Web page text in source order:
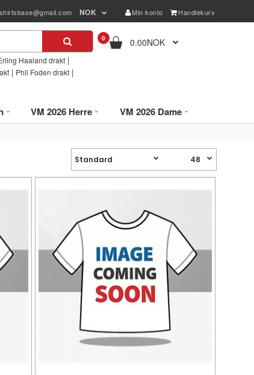
NOK Min konto Handlekurv
Haaland drakt |
| Phil Foden drakt |
0 0.00NOK
VM 2026 Herre VM 2026 Dame